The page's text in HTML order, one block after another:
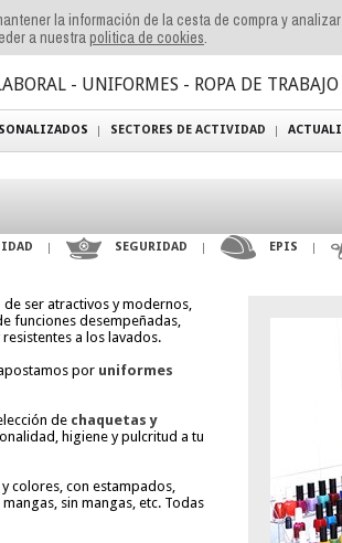
la información de la cesta de compra y
a nuestrapolitica de cookies.
- UNIFORMES - ROPA DE TRABAJO
SECTORES DE ACTIVIDAD
SEGURIDAD EPIS
de ser atractivos y modernos,
funciones desempeñadas,
a los lavados.
por uniformes
de chaquetas y
higiene y pulcritud a tu
colores, con estampados,
sin mangas, etc. Todas